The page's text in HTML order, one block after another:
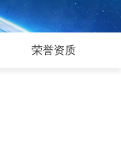
荣誉资质